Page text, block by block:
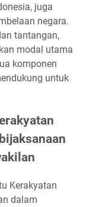
juga
negara.
tantangan,
modal utama
komponen
untuk
Kerakyatan
dalam